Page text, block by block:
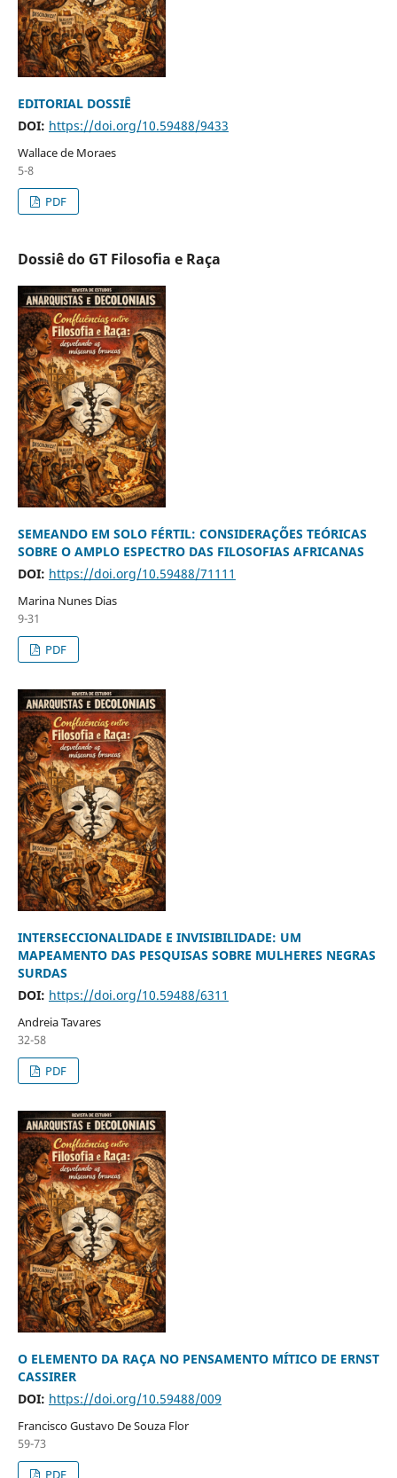
EDITORIAL DOSSIÊ
DOI: https://doi.org/10.59488/9433
Wallace de Moraes
5-8
PDF
Dossiê do GT Filosofia e Raça
SEMEANDO EM SOLO FÉRTIL: CONSIDERAÇÕES TEÓRICAS
SOBRE O AMPLO ESPECTRO DAS FILOSOFIAS AFRICANAS
DOI: https://doi.org/10.59488/71111
Marina Nunes Dias
9-31
PDF
INTERSECCIONALIDADE E INVISIBILIDADE: UM
MAPEAMENTO DAS PESQUISAS SOBRE MULHERES NEGRAS
SURDAS
DOI: https://doi.org/10.59488/6311
Andreia Tavares
32-58
PDF
O ELEMENTO DA RAÇA NO PENSAMENTO MÍTICO DE ERNST
CASSIRER
DOI: https://doi.org/10.59488/009
Francisco Gustavo De Souza Flor
59-73
PDF